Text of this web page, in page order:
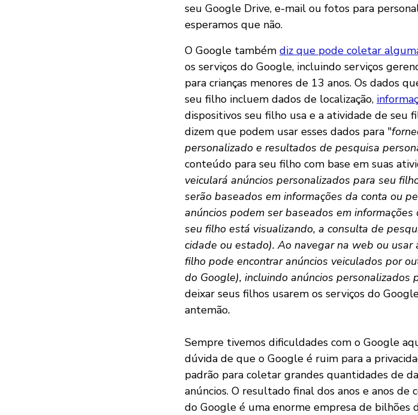
seu Google Drive, e-mail ou fotos para
esperamos que não.
O Google também diz que pode coletar
os serviços do Google, incluindo serviços
para crianças menores de 13 anos. Os dados
seu filho incluem dados de localização,
dispositivos seu filho usa e a atividade de seu
dizem que podem usar esses dados para "
personalizado e resultados de pesquisa
conteúdo para seu filho com base em suas
veiculará anúncios personalizados para seu
serão baseados em informações da conta ou
anúncios podem ser baseados em
seu filho está visualizando, a consulta de
cidade ou estado). Ao navegar na web ou
filho pode encontrar anúncios veiculados por
do Google), incluindo anúncios personalizados
deixar seus filhos usarem os serviços do
antemão.
Sempre tivemos dificuldades com o Google
dúvida de que o Google é ruim para a
padrão para coletar grandes quantidades de
anúncios. O resultado final dos anos e anos
do Google é uma enorme empresa de bilhões